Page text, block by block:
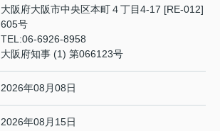
大阪府大阪市中央区本町４丁目4-17 [RE-012]
605号
TEL:06-6926-8958
大阪府知事 (1) 第066123号
2026年08月08日
2026年08月15日